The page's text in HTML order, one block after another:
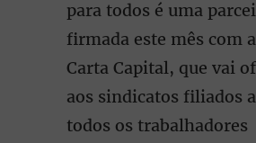
para todos é uma
firmada este mês com
Carta Capital, que vai
aos sindicatos filiados
todos os trabalhadores